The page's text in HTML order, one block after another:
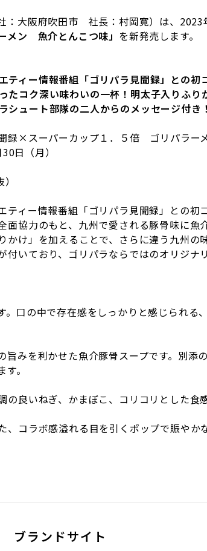
：大阪府吹田市 社長：村岡寛）は、 2023
メン 魚介とんこつ味」 を新発売します。
ティー情報番組「ゴリパラ見聞録」との初
たコク深い味わいの一杯！明太子入りふり
シュート部隊の二人からのメッセージ付き
スーパーカップ１．５倍 ゴリパラー
30日（月）
ィー情報番組「ゴリパラ見聞録」との初
面協力のもと、九州で愛される豚骨味に魚
かけ」を加えることで、さらに違う九州の
いており、ゴリパラならではのオリジナ
。口の中で存在感をしっかりと感じられる
旨みを利かせた魚介豚骨スープです。別添
。
の良いねぎ、かまぼこ、コリコリとした食
、コラボ感溢れる目を引くポップで賑やか
ブランドサイト